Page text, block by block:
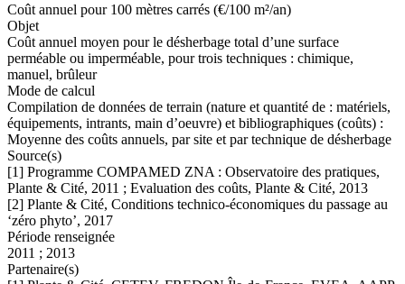
Coût annuel pour 100 mètres carrés (€/100 m²/an)
Objet
Coût annuel moyen pour le désherbage total d’une surface
perméable ou imperméable, pour trois techniques : chimique,
manuel, brûleur
Mode de calcul
Compilation de données de terrain (nature et quantité de : matériels,
équipements, intrants, main d’oeuvre) et bibliographiques (coûts) :
Moyenne des coûts annuels, par site et par technique de désherbage
Source(s)
[1] Programme COMPAMED ZNA : Observatoire des pratiques,
Plante & Cité, 2011 ; Evaluation des coûts, Plante & Cité, 2013
[2] Plante & Cité, Conditions technico-économiques du passage au
‘zéro phyto’, 2017
Période renseignée
2011 ; 2013
Partenaire(s)